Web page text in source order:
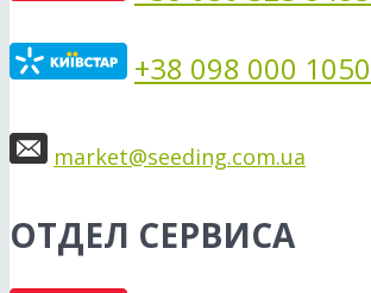
+38 098 000 1050
market@seeding.com.ua
ОТДЕЛ СЕРВИСА